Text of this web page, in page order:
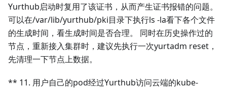
Yurthub启动时复用了该证书，从而产生证书报错的问题。
可以在/var/lib/yurthub/pki目录下执行ls -la看下各个文件
的生成时间，看生成时间是否合理。 同时在历史操作过的
节点，重新接入集群时，建议先执行一次yurtadm reset，
先清理一下节点上数据。
** 11. 用户自己的pod经过Yurthub访问云端的kube-